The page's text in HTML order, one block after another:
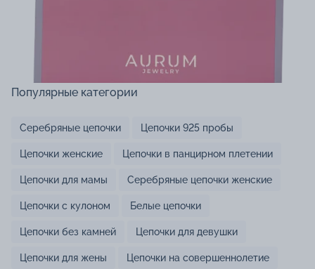
Популярные категории
Серебряные цепочки Цепочки 925 пробы
Цепочки женские Цепочки в панцирном плетении
Цепочки для мамы Серебряные цепочки женские
Цепочки с кулоном Белые цепочки
Цепочки без камней Цепочки для девушки
Цепочки для жены Цепочки на совершеннолетие